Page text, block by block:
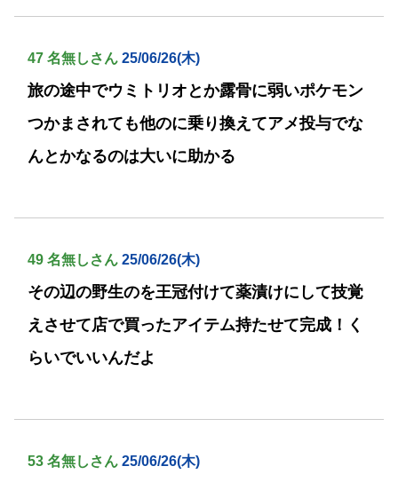
47 名無しさん 25/06/26(木)
旅の途中でウミトリオとか露骨に弱いポケモン
つかまされても他のに乗り換えてアメ投与でな
んとかなるのは大いに助かる
49 名無しさん 25/06/26(木)
その辺の野生のを王冠付けて薬漬けにして技覚
えさせて店で買ったアイテム持たせて完成！く
らいでいいんだよ
53 名無しさん 25/06/26(木)